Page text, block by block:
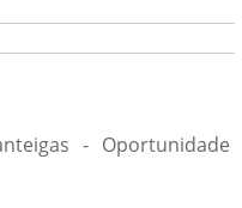
- Oportunidade